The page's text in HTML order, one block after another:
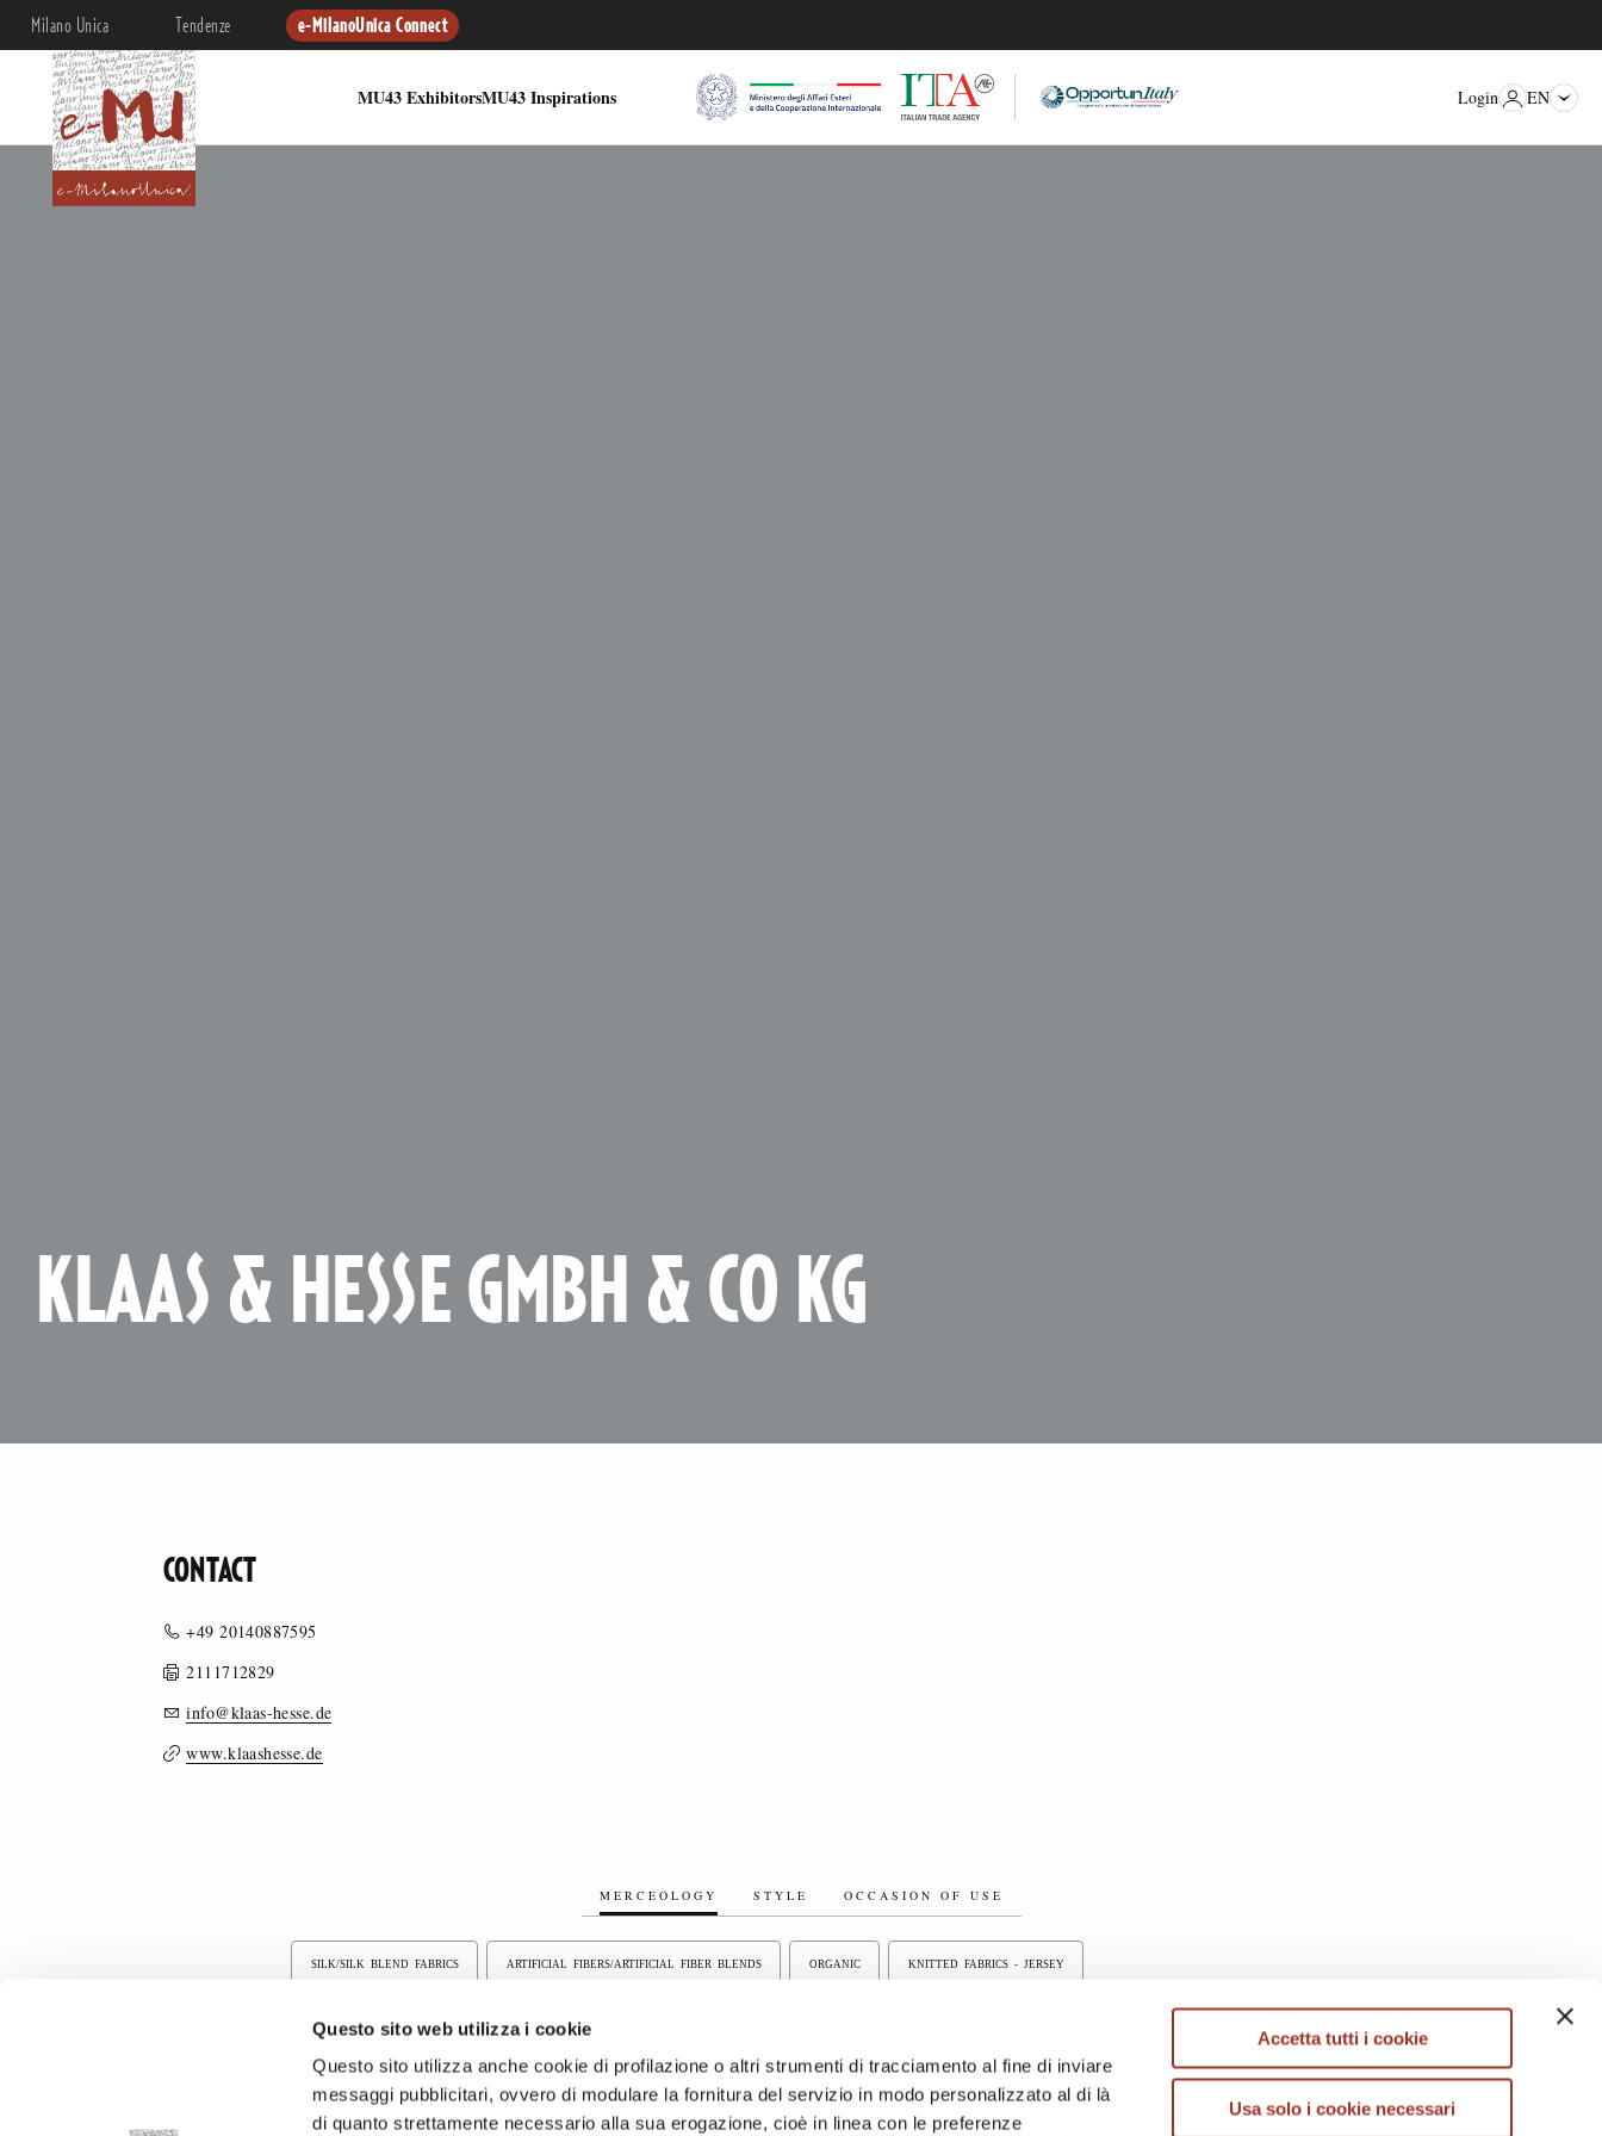
Questo sito web utilizza i cookie
Questo sito utilizza anche cookie di profilazione o altri strumenti di tracciamento al fine di inviare
messaggi pubblicitari, ovvero di modulare la fornitura del servizio in modo personalizzato al di là
di quanto strettamente necessario alla sua erogazione, cioè in linea con le preferenze
Accetta tutti i cookie
Usa solo i cookie necessari
Milano Unica Tendenze e-MilanoUnica Connect
MU43 ExhibitorsMU43 Inspirations Login EN
KLAAS & HESSE GMBH & CO KG
CONTACT
+49 20140887595
2111712829
info@klaas-hesse.de
www.klaashesse.de
MERCEOLOGY STYLE OCCASION OF USE
SILK/SILK BLEND FABRICS ARTIFICIAL FIBERS/ARTIFICIAL FIBER BLENDS ORGANIC KNITTED FABRICS - JERSEY
FIGURED / JACQUARD FABRICS COTTON/COTTON BLEND FABRICS
PRINTED FABRICS RECYCLED FABRICS WOOL, WOOL BLEND, CASHMERE FABRICS DENIM